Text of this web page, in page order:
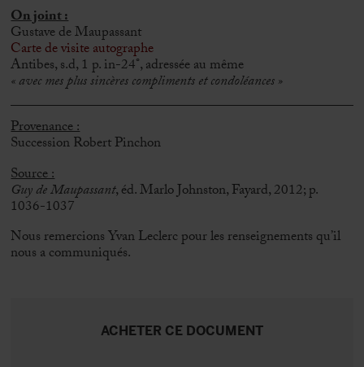
On joint :
Gustave de Maupassant
Carte de visite autographe
Antibes, s.d, 1 p. in-24°, adressée au même
«avec mes plus sincères compliments et condoléances»
Provenance :
Succession Robert Pinchon
Source :
Guy de Maupassant, éd. Marlo Johnston, Fayard, 2012; p.
1036-1037
Nous remercions Yvan Leclerc pour les renseignements qu’il
nous a communiqués.
ACHETER CE DOCUMENT